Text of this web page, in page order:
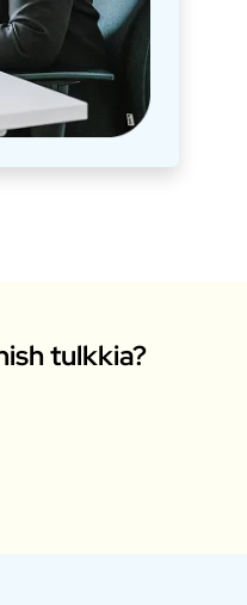
tulkkia?